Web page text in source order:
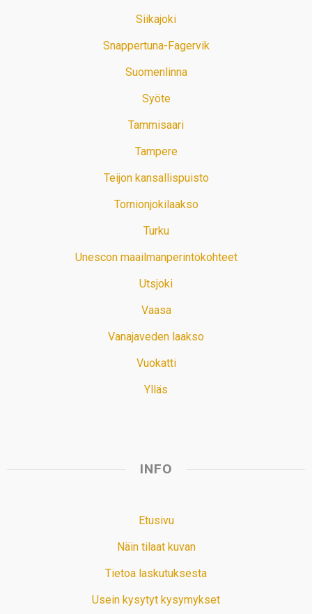
Siikajoki
Snappertuna-Fagervik
Suomenlinna
Syöte
Tammisaari
Tampere
Teijon kansallispuisto
Tornionjokilaakso
Turku
Unescon maailmanperintökohteet
Utsjoki
Vaasa
Vanajaveden laakso
Vuokatti
Ylläs
INFO
Etusivu
Näin tilaat kuvan
Tietoa laskutuksesta
Usein kysytyt kysymykset